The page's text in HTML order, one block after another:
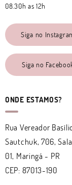
08.30h as 12h
Siga no
Siga no
ONDE ESTAMOS?
Rua Vereador
Sautchuk, 706,
01, Maringá - PR
CEP: 87013-190